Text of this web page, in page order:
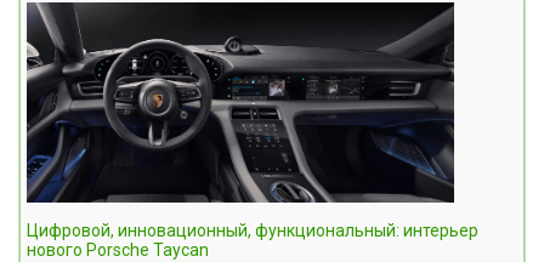
Цифровой, инновационный, функциональный: интерьер
нового Porsche Taycan